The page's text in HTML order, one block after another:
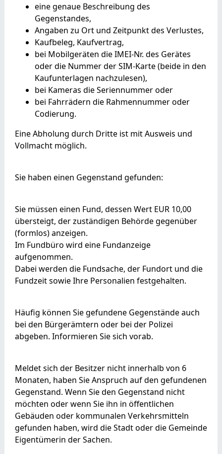
eine genaue Beschreibung des
Gegenstandes,
Angaben zu Ort und Zeitpunkt des Verlustes,
Kaufbeleg, Kaufvertrag,
bei Mobilgeräten die IMEI-Nr. des Gerätes
oder die Nummer der SIM-Karte (beide in den
Kaufunterlagen nachzulesen),
bei Kameras die Seriennummer oder
bei Fahrrädern die Rahmennummer oder
Codierung.
Eine Abholung durch Dritte ist mit Ausweis und
Vollmacht möglich.
Sie haben einen Gegenstand gefunden:
Sie müssen einen Fund, dessen Wert EUR 10,00
übersteigt, der zuständigen Behörde gegenüber
(formlos) anzeigen.
Im Fundbüro wird eine Fundanzeige
aufgenommen.
Dabei werden die Fundsache, der Fundort und die
Fundzeit sowie Ihre Personalien festgehalten.
Häufig können Sie gefundene Gegenstände auch
bei den Bürgerämtern oder bei der Polizei
abgeben. Informieren Sie sich vorab.
Meldet sich der Besitzer nicht innerhalb von 6
Monaten, haben Sie Anspruch auf den gefundenen
Gegenstand. Wenn Sie den Gegenstand nicht
möchten oder wenn Sie ihn in öffentlichen
Gebäuden oder kommunalen Verkehrsmitteln
gefunden haben, wird die Stadt oder die Gemeinde
Eigentümerin der Sachen.